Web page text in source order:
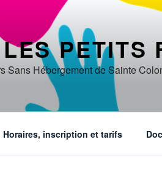
PETITS
Sans Hébergement de Sainte
Horaires, inscription et tarifs